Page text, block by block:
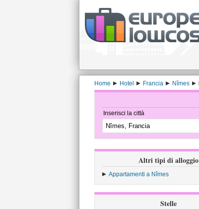
Home Hotel Francia Nîmes
Inserisci la città
Altri tipi di alloggio
Appartamenti a Nîmes
Stelle